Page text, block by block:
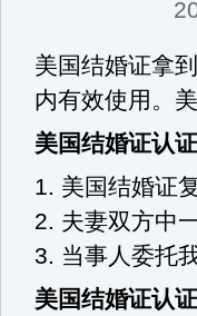
美国结婚证拿
内有效使用。
美国结婚证认
1. 美国结婚证
2. 夫妻双方中
3. 当事人委托
美国结婚证认